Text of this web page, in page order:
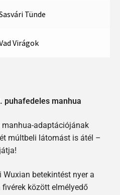
Tünde
Virágok
puhafedeles manhua
manhua-adaptációjának
múltbeli látomást is átél –
Wuxian betekintést nyer a
között elmélyedő